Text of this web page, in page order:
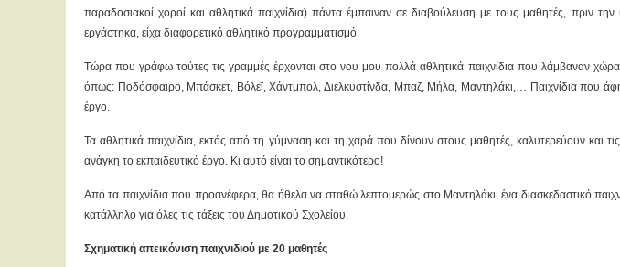
παραδοσιακοί χοροί και αθλητικά παιχνίδια) πάντα έμπαιναν σε διαβούλευση με τους μαθητές, πριν
εργάστηκα, είχα διαφορετικό αθλητικό προγραμματισμό.
Τώρα που γράφω τούτες τις γραμμές έρχονται στο νου μου πολλά αθλητικά παιχνίδια που λάμβαναν χώρα
όπως: Ποδόσφαιρο, Μπάσκετ, Βόλεϊ, Χάντμπολ, Διελκυστίνδα, Μπαζ, Μήλα, Μαντηλάκι,… Παιχνίδια που
έργο.
Τα αθλητικά παιχνίδια, εκτός από τη γύμναση και τη χαρά που δίνουν στους μαθητές, καλυτερεύουν και τις
ανάγκη το εκπαιδευτικό έργο. Κι αυτό είναι το σημαντικότερο!
Από τα παιχνίδια που προανέφερα, θα ήθελα να σταθώ λεπτομερώς στο Μαντηλάκι, ένα διασκεδαστικό
κατάλληλο για όλες τις τάξεις του Δημοτικού Σχολείου.
Σχηματική απεικόνιση παιχνιδιού με 20 μαθητές